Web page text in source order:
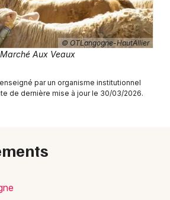
© OTLangogne-HautAllier
Marché Aux Veaux
par un organisme institutionnel
de dernière mise à jour le 30/03/2026.